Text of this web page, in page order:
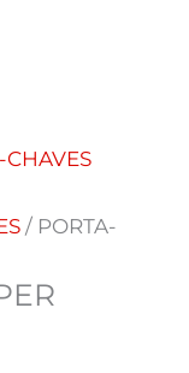
CHAVES
/ PORTA-